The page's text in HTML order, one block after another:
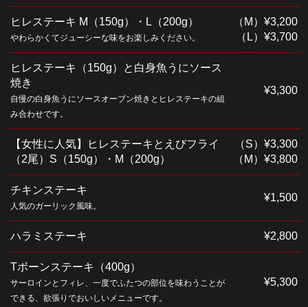
ヒレステーキ M（150g）・L（200g）
やわらかくてジューシーな味をお楽しみください。
（M）¥3,200
（L）¥3,700
ヒレステーキ（150g）と白身魚うにソース
焼き
自慢の白身魚うにソースオーブン焼きとヒレステーキの組
み合わせです。
¥3,300
【女性に人気】ヒレステーキとえびフライ
（2尾）S（150g）・M（200g）
（S）¥3,300
（M）¥3,800
チキンステーキ
人気のガーリック風味。
¥1,500
ハラミステーキ ¥2,800
Tボーンステーキ（400g）
サーロインとフィレ、一度でふたつの部位を味わうことが
できる、欲張りでおいしいメニューです。
¥5,300